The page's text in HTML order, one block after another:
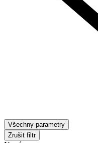
Všechny parametry
Zrušit filtr